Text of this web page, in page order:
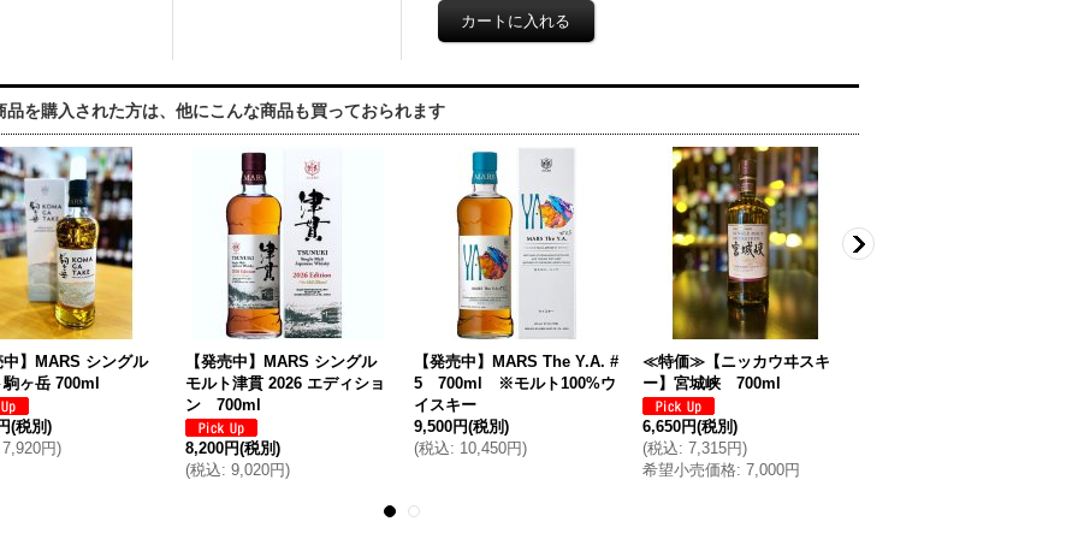
品を購入された方は、他にこんな商品も買っておられます
中】MARS シングル
ヶ岳 700ml
(税別)
7,920円)
【発売中】MARS シングル
モルト津貫 2026 エディショ
ン 700ml
8,200円(税別)
(税込: 9,020円)
【発売中】MARS The Y.A. #
5 700ml ※モルト100%ウ
イスキー
9,500円(税別)
(税込: 10,450円)
≪特価≫【ニッカウヰスキ
ー】宮城峡 700ml
6,650円(税別)
(税込: 7,315円)
希望小売価格: 7,000円